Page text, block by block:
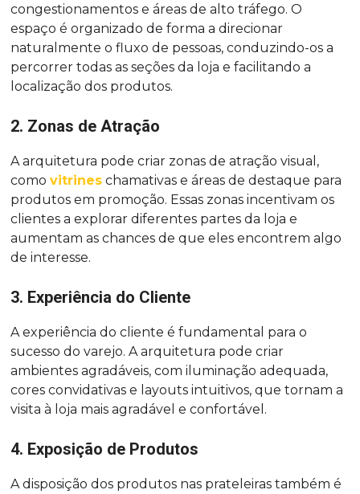
congestionamentos e áreas de alto tráfego. O
espaço é organizado de forma a direcionar
naturalmente o fluxo de pessoas, conduzindo-os a
percorrer todas as seções da loja e facilitando a
localização dos produtos.
2. Zonas de Atração
A arquitetura pode criar zonas de atração visual,
comovitrines chamativas e áreas de destaque para
produtos em promoção. Essas zonas incentivam os
clientes a explorar diferentes partes da loja e
aumentam as chances de que eles encontrem algo
de interesse.
3. Experiência do Cliente
A experiência do cliente é fundamental para o
sucesso do varejo. A arquitetura pode criar
ambientes agradáveis, com iluminação adequada,
cores convidativas e layouts intuitivos, que tornam a
visita à loja mais agradável e confortável.
4. Exposição de Produtos
A disposição dos produtos nas prateleiras também é